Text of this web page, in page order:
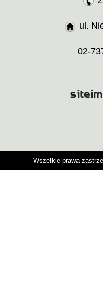
ul.
02-
Wszelkie prawa